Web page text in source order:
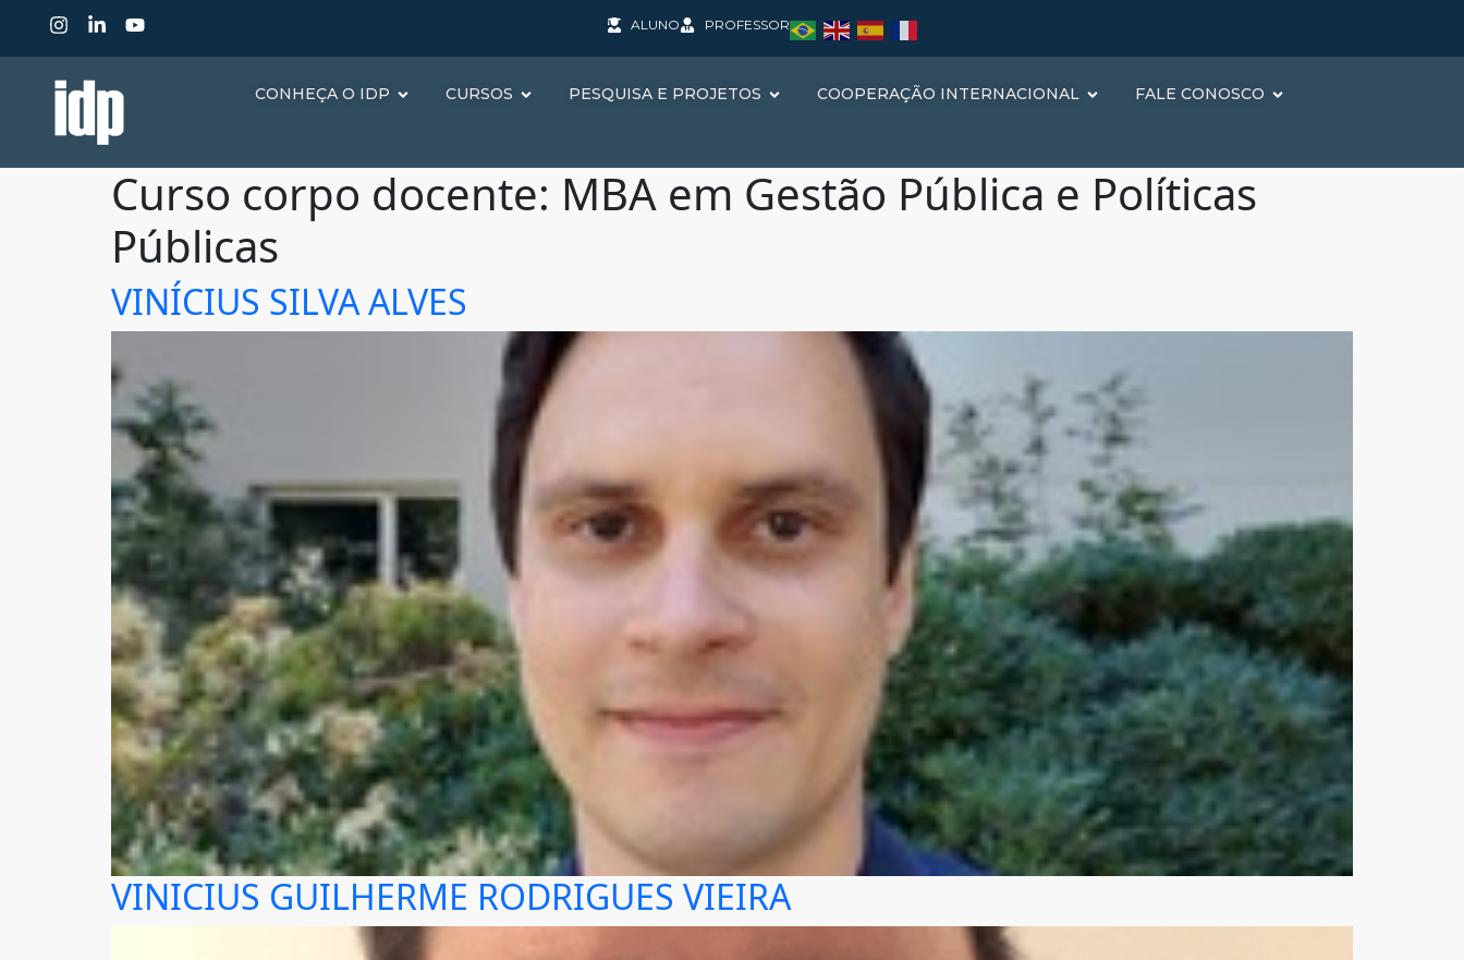
ALUNO PROFESSOR
CONHEÇA O IDP CURSOS PESQUISA E PROJETOS COOPERAÇÃO INTERNACIONAL FALE CONOSCO
Curso corpo docente: MBA em Gestão Pública e Políticas
Públicas
VINÍCIUS SILVA ALVES
VINICIUS GUILHERME RODRIGUES VIEIRA